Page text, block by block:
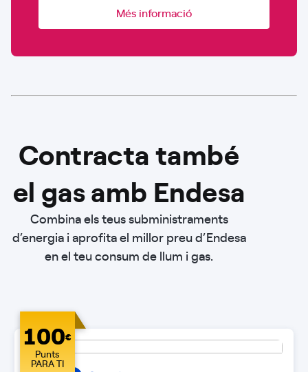
Més informació
Contracta també
el gas amb Endesa
Combina els teus subministraments
d’energia i aprofita el millor preu d’Endesa
en el teu consum de llum i gas.
100€
Punts
PARA TI